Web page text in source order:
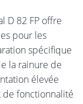
D 82 FP offre
pour les
spécifique
la rainure de
élevée
de fonctionnalité